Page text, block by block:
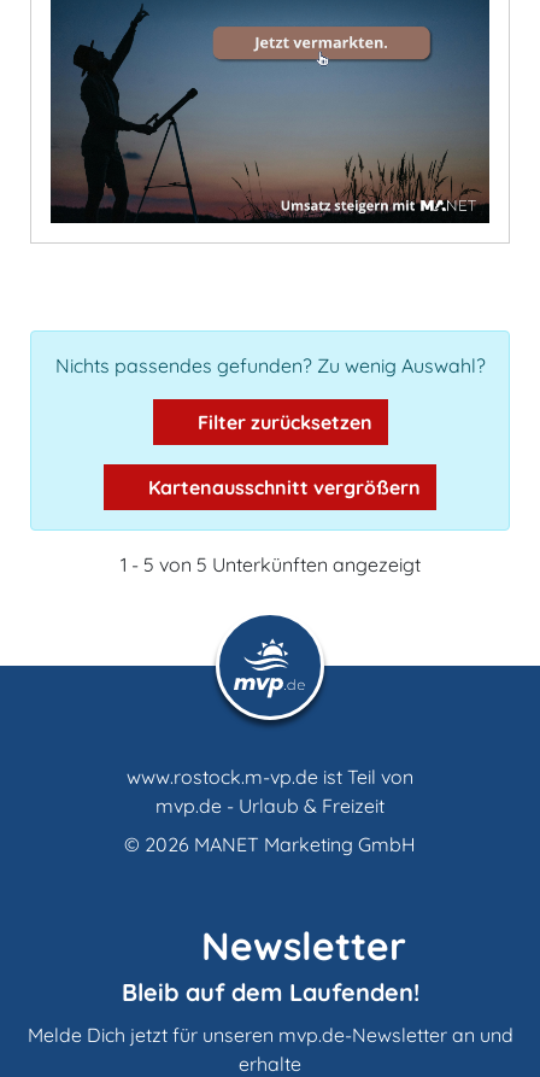
Nichts passendes gefunden? Zu wenig Auswahl?
Filter zurücksetzen
Kartenausschnitt vergrößern
1 - 5 von 5 Unterkünften angezeigt
www.rostock.m-vp.de ist Teil von
mvp.de - Urlaub & Freizeit
© 2026 MANET Marketing GmbH
Newsletter
Bleib auf dem Laufenden!
Melde Dich jetzt für unseren mvp.de-Newsletter an und
erhalte